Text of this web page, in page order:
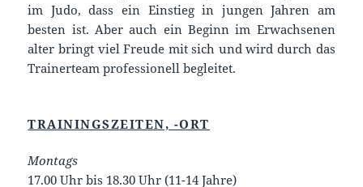
im Judo, dass ein Einstieg in jungen Jahren am
besten ist. Aber auch ein Beginn im Erwachsenen
alter bringt viel Freude mit sich und wird durch das
Trainerteam professionell begleitet.
TRAININGSZEITEN, -ORT
Montags
17.00 Uhr bis 18.30 Uhr (11-14 Jahre)